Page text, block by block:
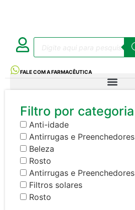
FALE COM A FARMACÊUTICA
Filtro por categoria
Anti-idade
Antirrugas e Preenchedores
Beleza
Rosto
Antirrugas e Preenchedores
Filtros solares
Rosto